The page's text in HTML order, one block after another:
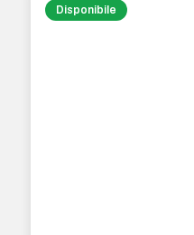
Disponibile